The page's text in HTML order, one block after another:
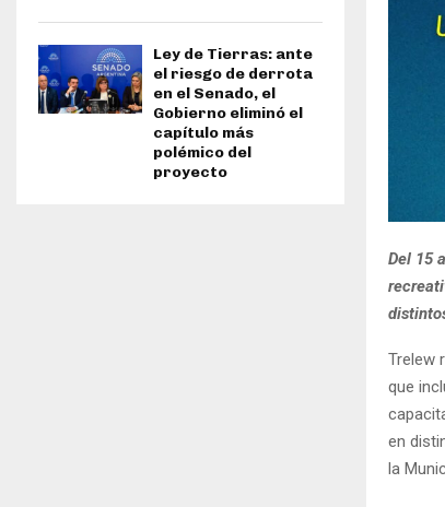
Del 15
Trelew
que
en
la
Ley de Tierras: ante
el riesgo de derrota
en el Senado, el
Gobierno eliminó el
capítulo más
polémico del
proyecto